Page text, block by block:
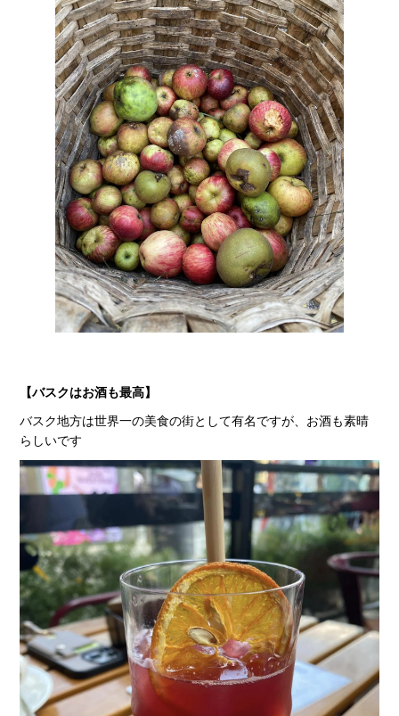
【バスクはお酒も最高】
バスク地方は世界一の美食の街として有名ですが、お酒も素晴
らしいです